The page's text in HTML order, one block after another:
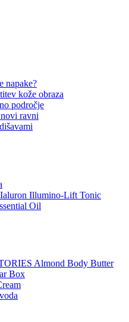
napake?
kože obraza
področje
ravni
Illumino-Lift Tonic
Oil
Almond Body Butter
Box